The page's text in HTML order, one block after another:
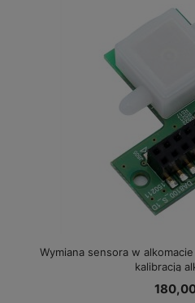
Wymiana sensora w
kalibracją